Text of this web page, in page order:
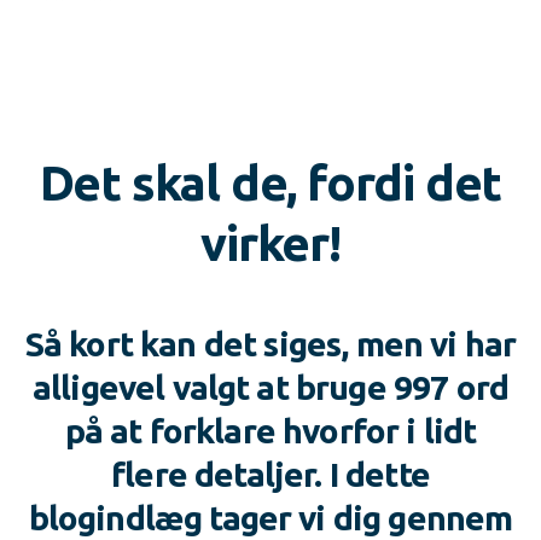
Det skal de, fordi det
virker!
Så kort kan det siges, men vi har
alligevel valgt at bruge 997 ord
på at forklare hvorfor i lidt
flere detaljer. I dette
blogindlæg tager vi dig gennem